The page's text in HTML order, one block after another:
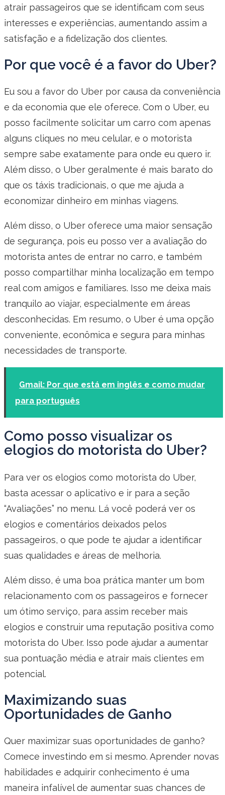
atrair passageiros que se identificam com seus
interesses e experiências, aumentando assim a
satisfação e a fidelização dos clientes.
Por que você é a favor do Uber?
Eu sou a favor do Uber por causa da conveniência
e da economia que ele oferece. Com o Uber, eu
posso facilmente solicitar um carro com apenas
alguns cliques no meu celular, e o motorista
sempre sabe exatamente para onde eu quero ir.
Além disso, o Uber geralmente é mais barato do
que os táxis tradicionais, o que me ajuda a
economizar dinheiro em minhas viagens.
Além disso, o Uber oferece uma maior sensação
de segurança, pois eu posso ver a avaliação do
motorista antes de entrar no carro, e também
posso compartilhar minha localização em tempo
real com amigos e familiares. Isso me deixa mais
tranquilo ao viajar, especialmente em áreas
desconhecidas. Em resumo, o Uber é uma opção
conveniente, econômica e segura para minhas
necessidades de transporte.
Gmail: Por que está em inglês e como mudar
para português
Como posso visualizar os
elogios do motorista do Uber?
Para ver os elogios como motorista do Uber,
basta acessar o aplicativo e ir para a seção
“Avaliações” no menu. Lá você poderá ver os
elogios e comentários deixados pelos
passageiros, o que pode te ajudar a identificar
suas qualidades e áreas de melhoria.
Além disso, é uma boa prática manter um bom
relacionamento com os passageiros e fornecer
um ótimo serviço, para assim receber mais
elogios e construir uma reputação positiva como
motorista do Uber. Isso pode ajudar a aumentar
sua pontuação média e atrair mais clientes em
potencial.
Maximizando suas
Oportunidades de Ganho
Quer maximizar suas oportunidades de ganho?
Comece investindo em si mesmo. Aprender novas
habilidades e adquirir conhecimento é uma
maneira infalível de aumentar suas chances de